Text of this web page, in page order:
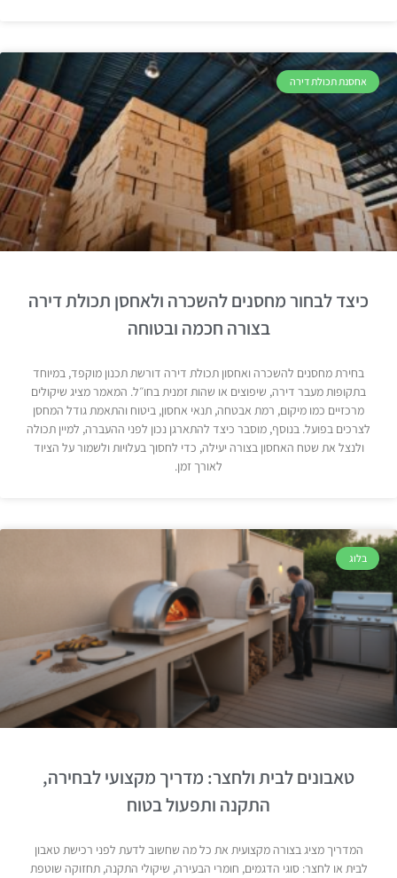
אחסנת תכולת דירה
כיצד לבחור מחסנים להשכרה ולאחסן תכולת דירה
בצורה חכמה ובטוחה
בחירת מחסנים להשכרה ואחסון תכולת דירה דורשת תכנון מוקפד, במיוחד
בתקופות מעבר דירה, שיפוצים או שהות זמנית בחו״ל. המאמר מציג שיקולים
מרכזיים כמו מיקום, רמת אבטחה, תנאי אחסון, ביטוח והתאמת גודל המחסן
לצרכים בפועל. בנוסף, מוסבר כיצד להתארגן נכון לפני ההעברה, למיין תכולה
ולנצל את שטח האחסון בצורה יעילה, כדי לחסוך בעלויות ולשמור על הציוד
לאורך זמן.
בלוג
טאבונים לבית ולחצר: מדריך מקצועי לבחירה,
התקנה ותפעול בטוח
המדריך מציג בצורה מקצועית את כל מה שחשוב לדעת לפני רכישת טאבון
לבית או לחצר: סוגי הדגמים, חומרי הבעירה, שיקולי התקנה, תחזוקה שוטפת